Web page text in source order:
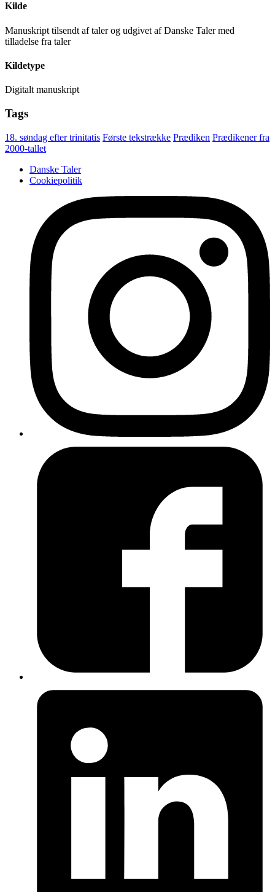
Kilde
Manuskript tilsendt af taler og udgivet af Danske Taler med
tilladelse fra taler
Kildetype
Digitalt manuskript
Tags
18. søndag efter trinitatis Første tekstrække Prædiken Prædikener fra
2000-tallet
Danske Taler
Cookiepolitik